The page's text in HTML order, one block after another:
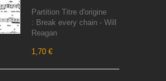
Partition Titre d'origine
: Break every chain - Will
Reagan
1,70 €